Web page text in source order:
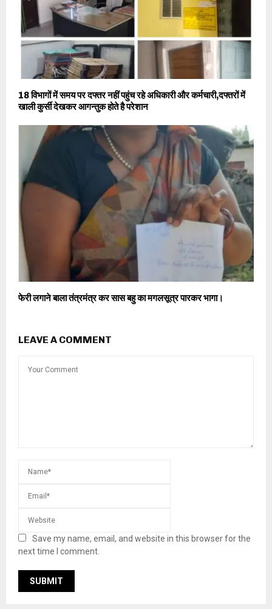
18 विभागों में समय पर दफ्तर नहीं पहुंच रहे अधिकारी और कर्मचारी,दफ्तरों में
खाली कुर्सी देखकर आगन्तुक होते है परेशान
फेरी लगाने बाला तंत्रमंत्र कर सास बहु का मगलसूत्र पारकर भागा।
LEAVE A COMMENT
Save my name, email, and website in this browser for the
next time I comment.